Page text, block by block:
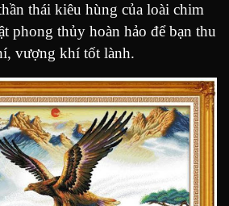
thái kiêu hùng của loài chim
phong thủy hoàn hảo để bạn thu
vượng khí tốt lành.